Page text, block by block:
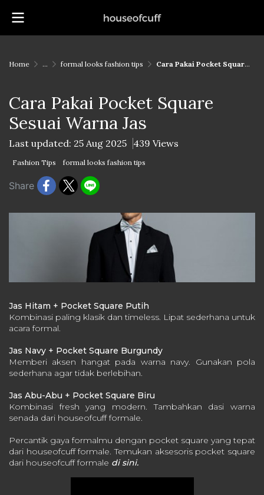
Home ... formal looks fashion tips Cara Pakai Pocket Square Sesuai Warna Jas
Cara Pakai Pocket Square
Sesuai Warna Jas
Last updated: 25 Aug 2025 439 Views
Fashion Tips formal looks fashion tips
Share
Jas Hitam + Pocket Square Putih
Kombinasi paling klasik dan timeless. Lipat sederhana untuk
acara formal.
Jas Navy + Pocket Square Burgundy
Memberi aksen hangat pada warna navy. Gunakan pola
sederhana agar tidak berlebihan.
Jas Abu-Abu + Pocket Square Biru
Kombinasi fresh yang modern.Tambahkan dasi warna
senada dari houseofcuff formale.
Percantik gaya formalmu dengan pocket square yang tepat
dari houseofcuff formale. Temukan aksesoris pocket square
dari houseofcuff formale di sini.